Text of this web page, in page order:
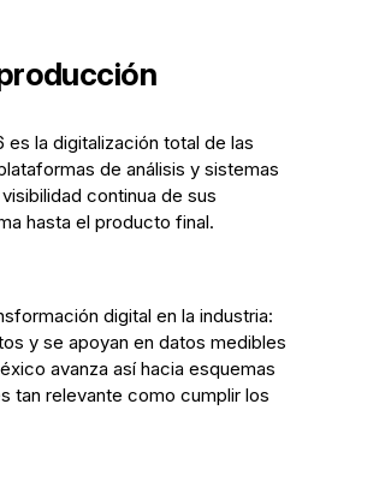
es la digitalización total de las
de análisis y sistemas
continua de sus
hasta el producto final.
digital en la industria:
y se apoyan en datos medibles
avanza así hacia esquemas
tan relevante como cumplir los